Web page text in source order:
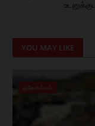
YOU MAY LIKE
ஒகேனக்கல்